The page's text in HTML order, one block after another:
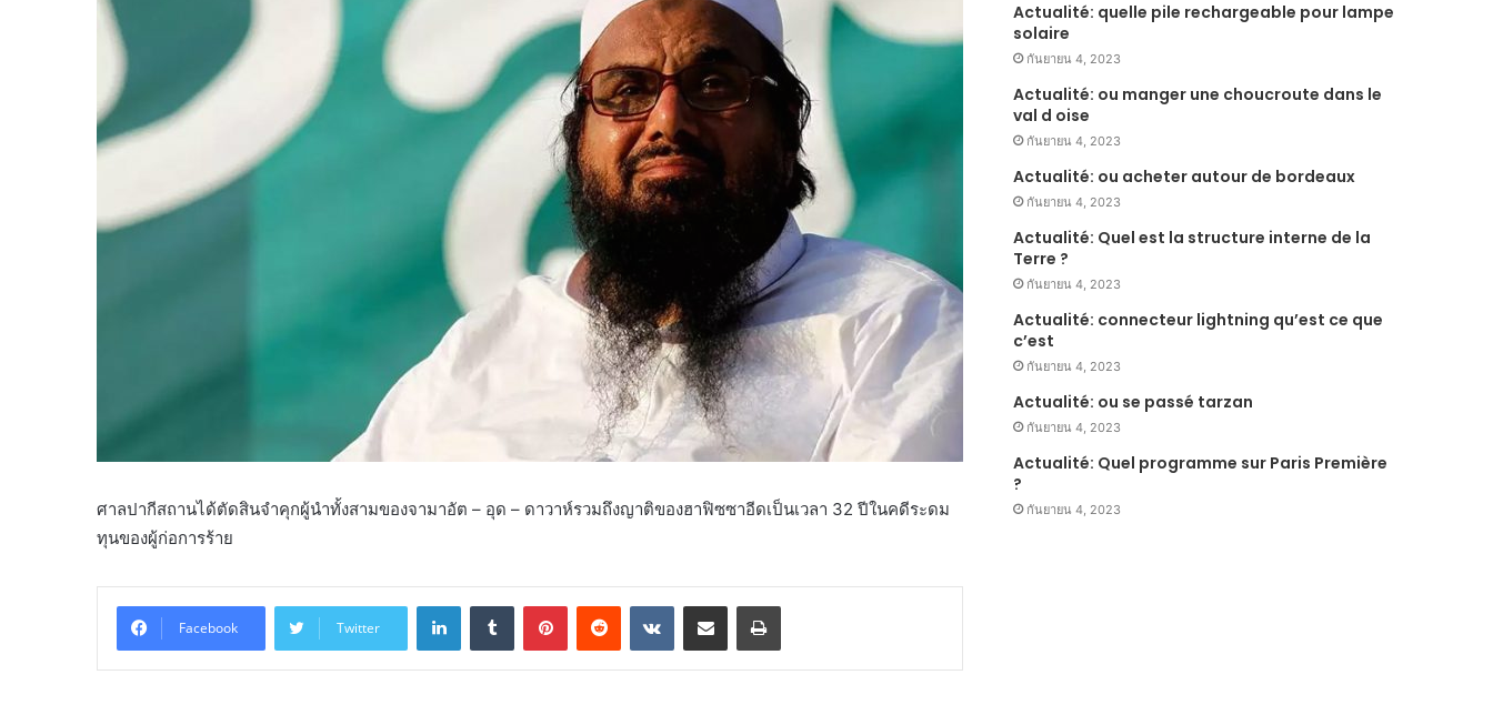
ศาลปากีสถานได้ตัดสินจำคุกผู้นำทั้งสามของจามาอัต – อุด – ดาวาห์รวมถึงญาติของฮาฟิซซาอีดเป็นเวลา 32 ปีในคดีระดม
ทุนของผู้ก่อการร้าย
Facebook Twitter
LinkedInTumblr PinterestReddit VKontakteShare via Email Print
Actualité: quelle pile rechargeable pour lampe
solaire
กันยายน 4, 2023
Actualité: ou manger une choucroute dans le
val d oise
กันยายน 4, 2023
Actualité: ou acheter autour de bordeaux
กันยายน 4, 2023
Actualité: Quel est la structure interne de la
Terre ?
กันยายน 4, 2023
Actualité: connecteur lightning qu’est ce que
c’est
กันยายน 4, 2023
Actualité: ou se passé tarzan
กันยายน 4, 2023
Actualité: Quel programme sur Paris Première
?
กันยายน 4, 2023